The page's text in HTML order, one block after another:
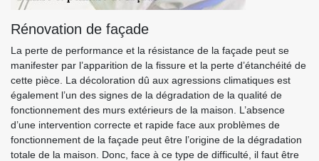
Rénovation de façade
La perte de performance et la résistance de la façade peut se
manifester par l’apparition de la fissure et la perte d’étanchéité de
cette pièce. La décoloration dû aux agressions climatiques est
également l’un des signes de la dégradation de la qualité de
fonctionnement des murs extérieurs de la maison. L’absence
d’une intervention correcte et rapide face aux problèmes de
fonctionnement de la façade peut être l’origine de la dégradation
totale de la maison. Donc, face à ce type de difficulté, il faut être